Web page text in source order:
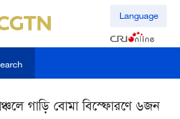
Language
গাড়ি বোমা বিস্ফোরণে ৬জন